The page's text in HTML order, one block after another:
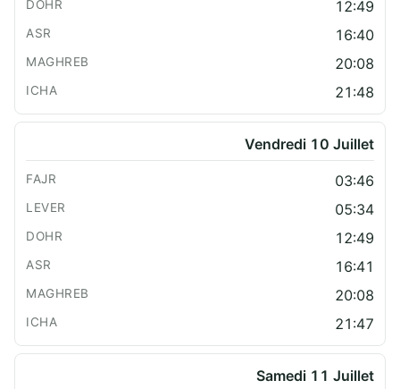
12:49
16:40
20:08
21:48
Vendredi 10 Juillet
03:46
05:34
12:49
16:41
20:08
21:47
Samedi 11 Juillet